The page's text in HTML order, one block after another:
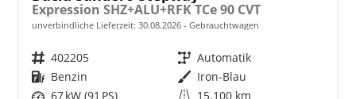
Expression SHZ+ALU+RFK TCe 90 CVT
unverbindliche Lieferzeit: 30.08.2026 Gebrauchtwagen
Fahrzeugnr. 402205 Getriebe Automatik
Kraftstoff Benzin Außenfarbe Iron-Blau
Leistung 67 kW (91 PS) Kilometerstand 15.100 km